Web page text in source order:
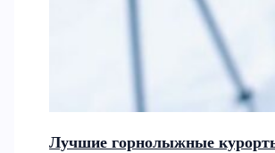
Лучшие горнолыжные